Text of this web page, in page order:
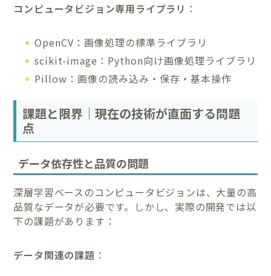
コンピュータビジョン専用ライブラリ ：
OpenCV：画像処理の標準ライブラリ
scikit-image：Python向け画像処理ライブラリ
Pillow：画像の読み込み・保存・基本操作
課題と限界｜現在の技術が直面する問題
点
データ依存性と品質の問題
深層学習ベースのコンピュータビジョンは、大量の高
品質なデータが必要です。しかし、実際の開発では以
下の課題があります：
データ関連の課題 ：